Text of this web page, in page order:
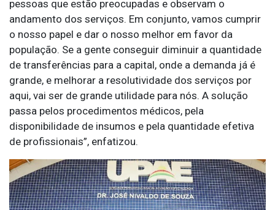
pessoas que estão preocupadas e observam o
andamento dos serviços. Em conjunto, vamos cumprir
o nosso papel e dar o nosso melhor em favor da
população. Se a gente conseguir diminuir a quantidade
de transferências para a capital, onde a demanda já é
grande, e melhorar a resolutividade dos serviços por
aqui, vai ser de grande utilidade para nós. A solução
passa pelos procedimentos médicos, pela
disponibilidade de insumos e pela quantidade efetiva
de profissionais”, enfatizou.